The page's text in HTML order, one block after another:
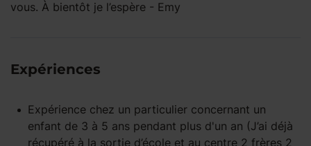
vous. À bientôt je l’espère - Emy
Expériences
Expérience chez un particulier concernant un
enfant de 3 à 5 ans pendant plus d'un an (J’ai déjà
récupéré à la sortie d’école et au centre 2 frères 2